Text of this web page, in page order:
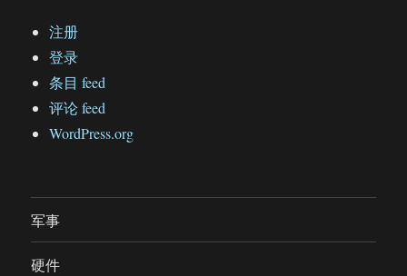
注册
登录
条目 feed
评论 feed
WordPress.org
军事
硬件